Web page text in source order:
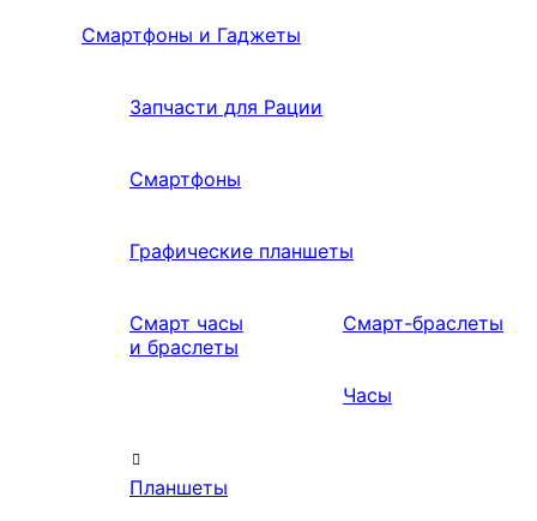
Смартфоны и Гаджеты
Запчасти для Рации
Смартфоны
Графические планшеты
Смарт часы
и браслеты
Смарт-браслеты
Часы
Планшеты